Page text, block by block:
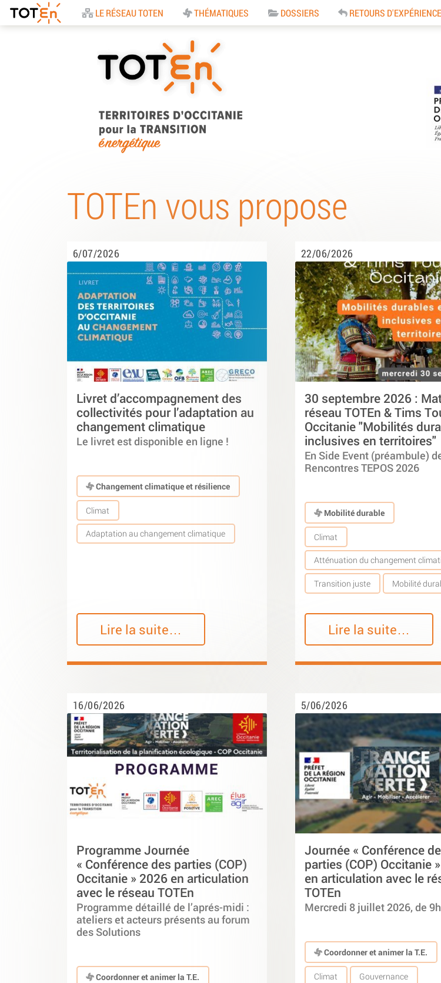
Accueil
LE RÉSEAU TOTEN THÉMATIQUES DOSSIERS RETOURS
Territoires d’Occitanie
pour la Transition
Energétique
TOTEn vous propose
6/07/2026
Livret d’accompagnement des
collectivités pour l’adaptation au
changement climatique
Le livret est disponible en ligne !
Changement climatique et résilience
Climat
Adaptation au changement climatique
Lire la suite…
22/06/2026
30 septembre 2026 :
réseau TOTEn & Tims
Occitanie "Mobilités
inclusives en territoires"
En Side Event (préambule)
Rencontres TEPOS 2026
Mobilité durable
Climat
Atténuation du changement
Transition juste Mobilité
Lire la suite…
16/06/2026
Programme Journée
« Conférence des parties (COP)
Occitanie » 2026 en articulation
avec le réseau TOTEn
Programme détaillé de l’aprés-midi :
ateliers et acteurs présents au forum
des Solutions
Coordonner et animer la T.E.
5/06/2026
Journée « Conférence
parties (COP) Occitanie
en articulation avec le
TOTEn
Mercredi 8 juillet 2026, de
Coordonner et animer la T.E.
Climat Gouvernance